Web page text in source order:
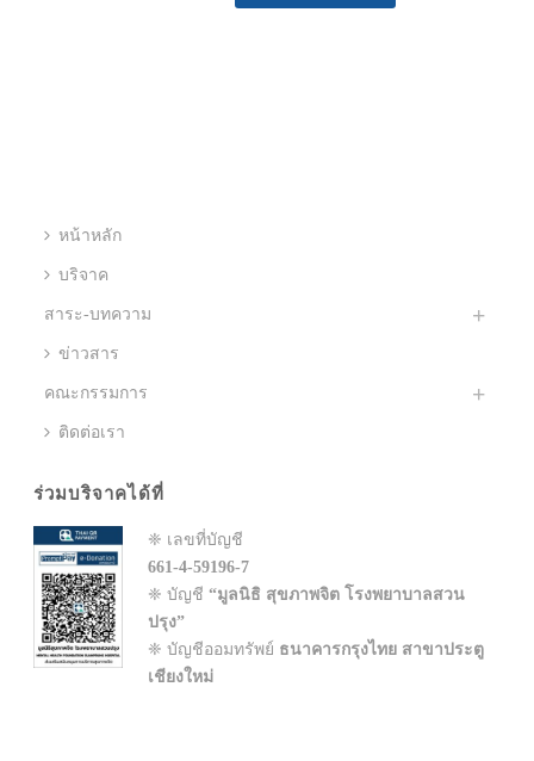
หน้าหลัก
บริจาค
สาระ-บทความ
ข่าวสาร
คณะกรรมการ
ติดต่อเรา
ร่วมบริจาคได้ที่
❈ เลขที่บัญชี
661-4-59196-7
❈ บัญชี“มูลนิธิ สุขภาพจิต โรงพยาบาลสวน
ปรุง”
❈ บัญชีออมทรัพย์ ธนาคารกรุงไทย สาขาประตู
เชียงใหม่